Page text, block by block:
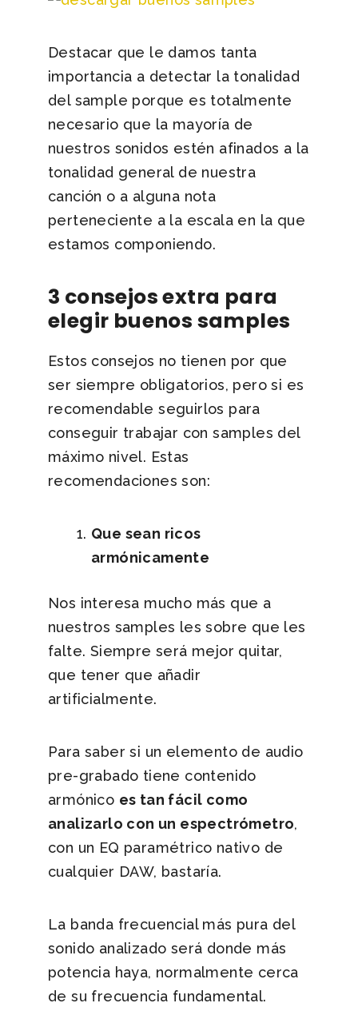
Destacar que le damos tanta
importancia a detectar la tonalidad
del sample porque es totalmente
necesario que la mayoría de
nuestros sonidos estén afinados a la
tonalidad general de nuestra
canción o a alguna nota
perteneciente a la escala en la que
estamos componiendo.
3 consejos extra para
elegir buenos samples
Estos consejos no tienen por que
ser siempre obligatorios, pero si es
recomendable seguirlos para
conseguir trabajar con samples del
máximo nivel. Estas
recomendaciones son:
Que sean ricos
armónicamente
Nos interesa mucho más que a
nuestros samples les sobre que les
falte. Siempre será mejor quitar,
que tener que añadir
artificialmente.
Para saber si un elemento de audio
pre-grabado tiene contenido
armónico es tan fácil como
analizarlo con un espectrómetro,
con un EQ paramétrico nativo de
cualquier DAW, bastaría.
La banda frecuencial más pura del
sonido analizado será donde más
potencia haya, normalmente cerca
de su frecuencia fundamental.